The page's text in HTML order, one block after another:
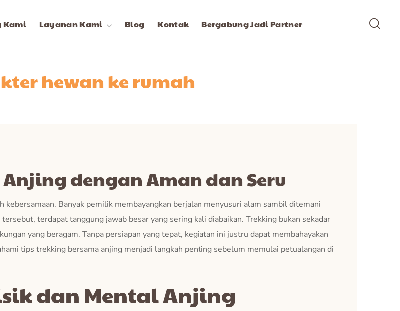
Kami Layanan Kami Blog Kontak Bergabung Jadi Partner
hewan ke rumah
dengan Aman dan Seru
Banyak pemilik membayangkan berjalan menyusuri alam sambil ditemani
terdapat tanggung jawab besar yang sering kali diabaikan. Trekking bukan sekadar
yang beragam. Tanpa persiapan yang tepat, kegiatan ini justru dapat membahayakan
tips trekking bersama anjing menjadi langkah penting sebelum memulai petualangan di
dan Mental Anjing